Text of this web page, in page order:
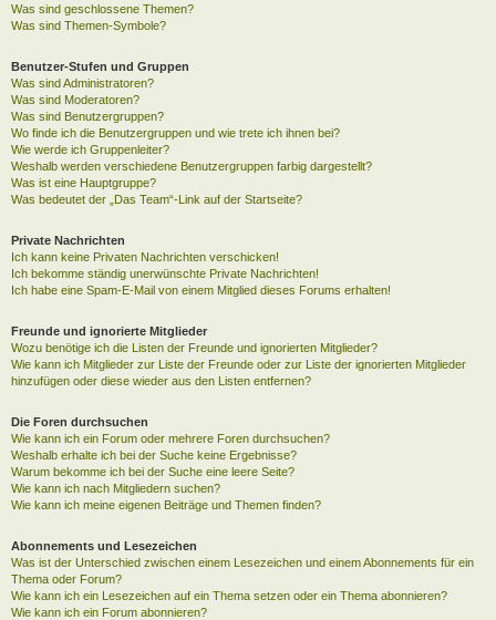
Was sind geschlossene Themen?
Was sind Themen-Symbole?
Benutzer-Stufen und Gruppen
Was sind Administratoren?
Was sind Moderatoren?
Was sind Benutzergruppen?
Wo finde ich die Benutzergruppen und wie trete ich ihnen bei?
Wie werde ich Gruppenleiter?
Weshalb werden verschiedene Benutzergruppen farbig dargestellt?
Was ist eine Hauptgruppe?
Was bedeutet der „Das Team“-Link auf der Startseite?
Private Nachrichten
Ich kann keine Privaten Nachrichten verschicken!
Ich bekomme ständig unerwünschte Private Nachrichten!
Ich habe eine Spam-E-Mail von einem Mitglied dieses Forums erhalten!
Freunde und ignorierte Mitglieder
Wozu benötige ich die Listen der Freunde und ignorierten Mitglieder?
Wie kann ich Mitglieder zur Liste der Freunde oder zur Liste der ignorierten Mitglieder
hinzufügen oder diese wieder aus den Listen entfernen?
Die Foren durchsuchen
Wie kann ich ein Forum oder mehrere Foren durchsuchen?
Weshalb erhalte ich bei der Suche keine Ergebnisse?
Warum bekomme ich bei der Suche eine leere Seite?
Wie kann ich nach Mitgliedern suchen?
Wie kann ich meine eigenen Beiträge und Themen finden?
Abonnements und Lesezeichen
Was ist der Unterschied zwischen einem Lesezeichen und einem Abonnements für ein
Thema oder Forum?
Wie kann ich ein Lesezeichen auf ein Thema setzen oder ein Thema abonnieren?
Wie kann ich ein Forum abonnieren?